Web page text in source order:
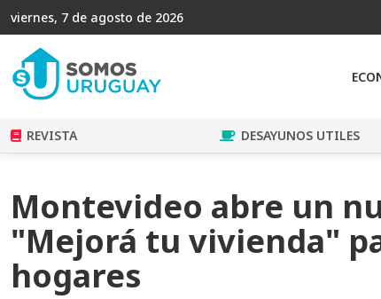
viernes, 7 de agosto de 2026
REVISTA DESAYUNOS UTILES
Montevideo abre un
"Mejorá tu vivienda"
hogares